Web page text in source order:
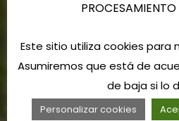
Este sitio utiliza cookies para
Asumiremos que está de
de baja si lo
Personalizar cookies